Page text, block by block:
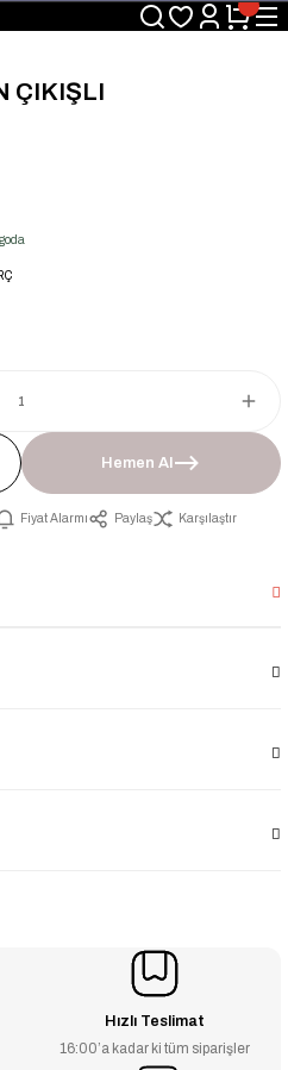
Sepette Ekstra %3 İndirim
İÇİN TEK ADRES
ÇIKIŞLI
Hemen Al
Fiyat Alarmı Paylaş Karşılaştır
Hızlı Teslimat
16:00’a kadar ki tüm siparişler